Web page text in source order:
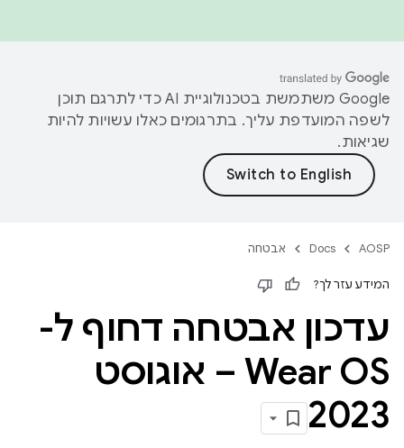
‫Google משתמשת בטכנולוגיית AI כדי לתרגם תוכן
לשפה המועדפת עליך. בתרגומים כאלו עשויות להיות
שגיאות.
AOSP
Docs אבטחה
המידע עזר לך?
עדכון אבטחה דחוף ל-
Wear OS – אוגוסט
2023